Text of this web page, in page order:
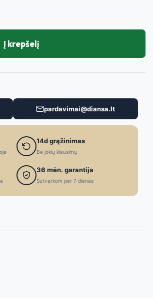
Į krepšelį
pardavimai@diansa.lt
14d grąžinimas
Be jokių klausimų
36 mėn. garantija
Sutvarkom per 7 dienas